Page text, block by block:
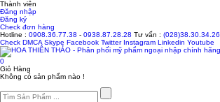
Thành viên
Đăng nhập
Đăng ký
Check đơn hàng
Hotline : 0908.36.77.38 - 0938.87.28.28 Tư vấn : (028)38.30.34.26
Check DMCA Skype Facebook Twitter Instagram Linkedin Youtube
0
Giỏ Hàng
Không có sản phẩm nào !